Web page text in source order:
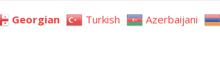
Georgian Turkish Azerbaijani